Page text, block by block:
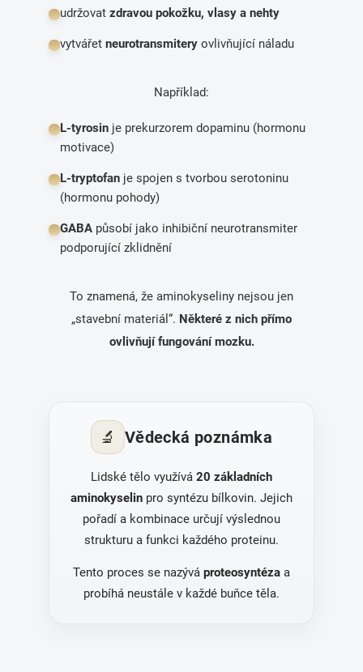
udržovat zdravou pokožku, vlasy a nehty
vytvářet neurotransmitery ovlivňující náladu
Například:
L-tyrosin je prekurzorem dopaminu (hormonu
motivace)
L-tryptofan je spojen s tvorbou serotoninu
(hormonu pohody)
GABA působí jako inhibiční neurotransmiter
podporující zklidnění
To znamená, že aminokyseliny nejsou jen
„stavební materiál“. Některé z nich přímo
ovlivňují fungování mozku.
🔬 Vědecká poznámka
Lidské tělo využívá 20 základních
aminokyselin pro syntézu bílkovin. Jejich
pořadí a kombinace určují výslednou
strukturu a funkci každého proteinu.
Tento proces se nazývá proteosyntéza a
probíhá neustále v každé buňce těla.